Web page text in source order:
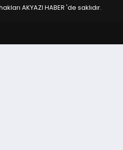
AKYAZI HABER 'de saklıdır.